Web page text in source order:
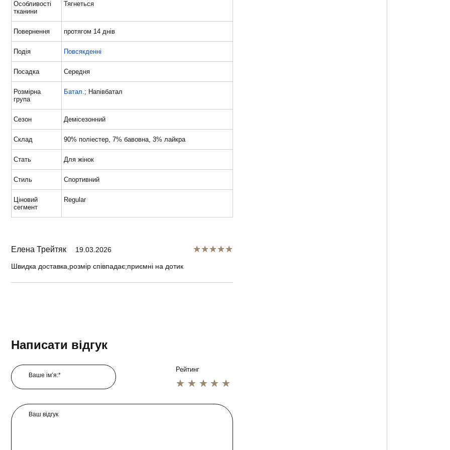
Особливості
тканини
Тягнеться
Повернення протягом 14 днів
Подія Повсякденні
Посадка Середня
Розмірна
група
Батал.; Напівбатал
Сезон Демісезонний
Склад 90% поліестер, 7% бавовна, 3% лайкра
Стать Для жінок
Стиль Спортивний
Ціновий
сегмент
Regular
Елена Трейтяк 19.03.2026
Швидка доставка,розмір співпадає;приємні на дотик
Написати відгук
Ваше ім’я:*
Рейтинг
1 star
2 star
3 star
4 star
5 star
Ваш відгук